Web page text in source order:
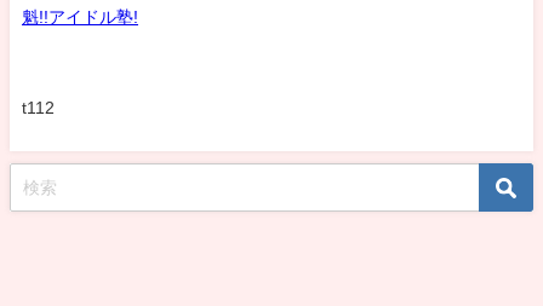
魁!!アイドル塾!
t112